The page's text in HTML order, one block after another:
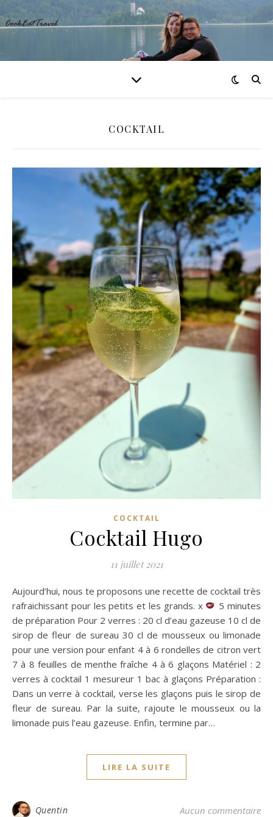
COCKTAIL
COCKTAIL
Cocktail Hugo
11 juillet 2021
Aujourd’hui, nous te proposons une recette de cocktail très
rafraichissant pour les petits et les grands. x
5 minutes
de préparation Pour 2 verres : 20 cl d’eau gazeuse 10 cl de
sirop de fleur de sureau 30 cl de mousseux ou limonade
pour une version pour enfant 4 à 6 rondelles de citron vert
7 à 8 feuilles de menthe fraîche 4 à 6 glaçons Matériel : 2
verres à cocktail 1 mesureur 1 bac à glaçons Préparation :
Dans un verre à cocktail, verse les glaçons puis le sirop de
fleur de sureau. Par la suite, rajoute le mousseux ou la
limonade puis l’eau gazeuse. Enfin, termine par…
LIRE LA SUITE
Quentin Aucun commentaire